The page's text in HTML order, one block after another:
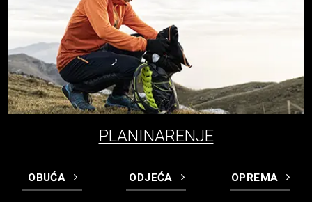
PLANINARENJE
OBUĆA ODJEĆA OPREMA